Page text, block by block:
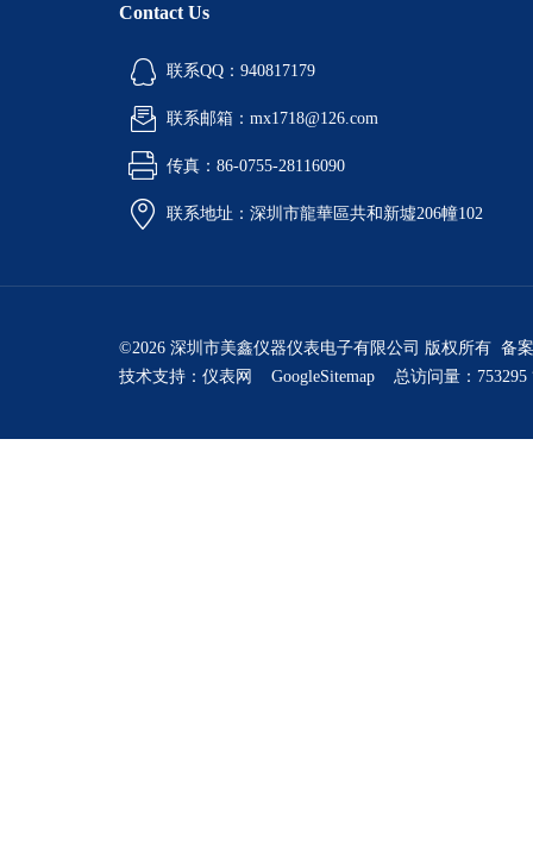
Contact Us
联系QQ：940817179
联系邮箱：mx1718@126.com
传真：86-0755-28116090
联系地址：深圳市龍華區共和新墟206幢102
©2026 深圳市美鑫仪器仪表电子有限公司 版权所有 备
技术支持： 仪表网 GoogleSitemap 总访问量：753295